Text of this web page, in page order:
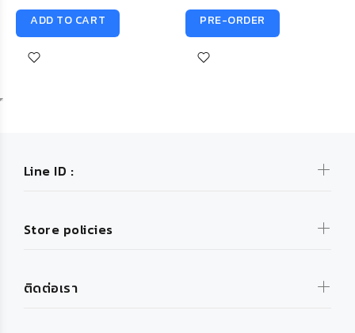
ADD TO CART PRE-ORDER
Line ID :
Store policies
ติดต่อเรา